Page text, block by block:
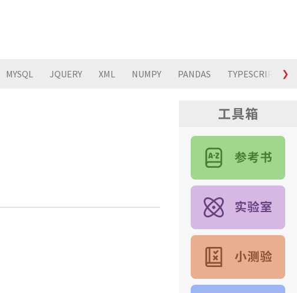
MYSQL JQUERY XML NUMPY PANDAS TYPESCRIPT ❯